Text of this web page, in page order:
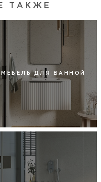
ТАКЖЕ
МЕБЕЛЬ ДЛЯ ВАННОЙ